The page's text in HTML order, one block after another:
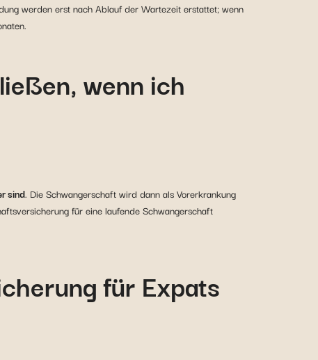
werden erst nach Ablauf der Wartezeit erstattet; wenn
wenn ich
sind. Die Schwangerschaft wird dann als Vorerkrankung
für eine laufende Schwangerschaft
für Expats